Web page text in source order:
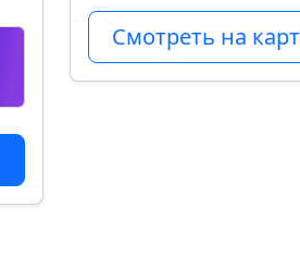
Смотреть на